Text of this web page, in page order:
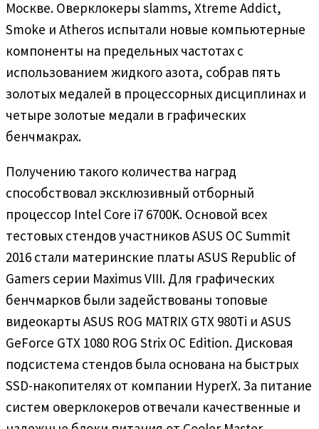
Москве. Оверклокеры slamms, Xtreme Addict,
Smoke и Atheros испытали новые компьютерные
компоненты на предельных частотах с
использованием жидкого азота, собрав пять
золотых медалей в процессорных дисциплинах и
четыре золотые медали в графических
бенчмакрах.
Получению такого количества наград
способствовал эксклюзивный отборный
процессор Intel Core i7 6700K. Основой всех
тестовых стендов участников ASUS OC Summit
2016 стали материнские платы ASUS Republic of
Gamers серии Maximus VIII. Для графических
бенчмарков были задействованы топовые
видеокарты ASUS ROG MATRIX GTX 980Ti и ASUS
GeForce GTX 1080 ROG Strix OC Edition. Дисковая
подсистема стендов была основана на быстрых
SSD-накопителях от компании HyperX. За питание
систем оверклокеров отвечали качественные и